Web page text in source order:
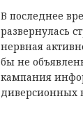
В последнее
развернулась
нервная
бы не
кампания
диверсионных